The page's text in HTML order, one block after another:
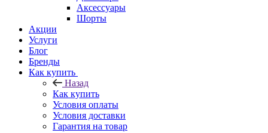
Аксессуары
Шорты
Акции
Услуги
Блог
Бренды
Как купить
Назад
Как купить
Условия оплаты
Условия доставки
Гарантия на товар